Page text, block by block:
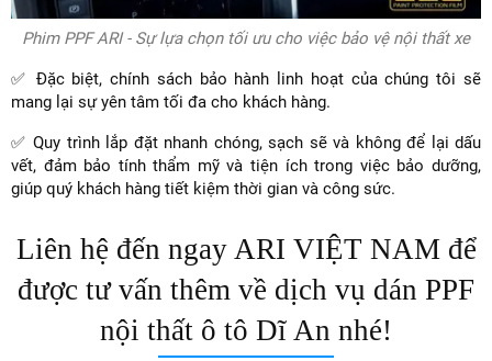
Phim PPF ARI - Sự lựa chọn tối ưu cho việc bảo vệ nội thất xe
✅ Đặc biệt, chính sách bảo hành linh hoạt của chúng tôi sẽ
mang lại sự yên tâm tối đa cho khách hàng.
✅ Quy trình lắp đặt nhanh chóng, sạch sẽ và không để lại dấu
vết, đảm bảo tính thẩm mỹ và tiện ích trong việc bảo dưỡng,
giúp quý khách hàng tiết kiệm thời gian và công sức.
Liên hệ đến ngay ARI VIỆT NAM để
được tư vấn thêm về dịch vụ dán PPF
nội thất ô tô Dĩ An nhé!